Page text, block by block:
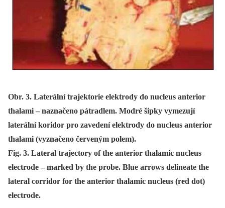
Obr. 3. Laterální trajektorie elektrody do nucleus anterior
thalami – naznačeno pátradlem. Modré šipky vymezují
laterální koridor pro zavedení elektrody do nucleus anterior
thalami (vyznačeno červeným polem).
Fig. 3. Lateral trajectory of the anterior thalamic nucleus
electrode – marked by the probe. Blue arrows delineate the
lateral corridor for the anterior thalamic nucleus (red dot)
electrode.